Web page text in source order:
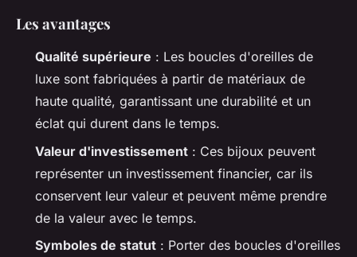
Les avantages
Qualité supérieure : Les boucles d'oreilles de
luxe sont fabriquées à partir de matériaux de
haute qualité, garantissant une durabilité et un
éclat qui durent dans le temps.
Valeur d'investissement : Ces bijoux peuvent
représenter un investissement financier, car ils
conservent leur valeur et peuvent même prendre
de la valeur avec le temps.
Symboles de statut : Porter des boucles d'oreilles